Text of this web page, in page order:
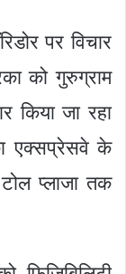
पर विचार
को गुरुग्राम
किया जा रहा
एक्सप्रेसवे के
प्लाजा तक